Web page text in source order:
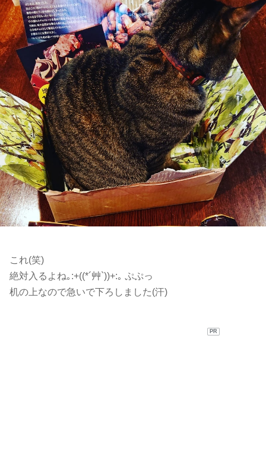
これ(笑)
絶対入るよね｡:+((*´艸`))+:｡ ぷぷっ
机の上なので急いで下ろしました(汗)
PR